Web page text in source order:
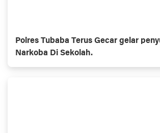
Polres Tubaba Terus Gecar gelar
Narkoba Di Sekolah.